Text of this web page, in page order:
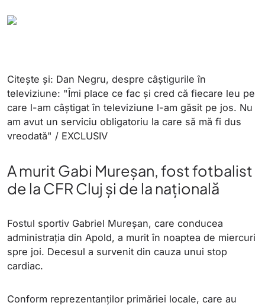
Citește și: Dan Negru, despre câștigurile în
televiziune: "Îmi place ce fac și cred că fiecare leu pe
care l-am câștigat în televiziune l-am găsit pe jos. Nu
am avut un serviciu obligatoriu la care să mă fi dus
vreodată" / EXCLUSIV
A murit Gabi Mureșan, fost fotbalist
de la CFR Cluj și de la națională
Fostul sportiv Gabriel Mureșan, care conducea
administrația din Apold, a murit în noaptea de miercuri
spre joi. Decesul a survenit din cauza unui stop
cardiac.
Conform reprezentanților primăriei locale, care au